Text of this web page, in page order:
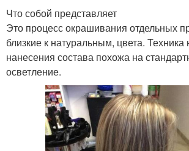
Что собой представляет
Это процесс окрашивания отдельных
близкие к натуральным, цвета. Техника
нанесения состава похожа на
осветление.